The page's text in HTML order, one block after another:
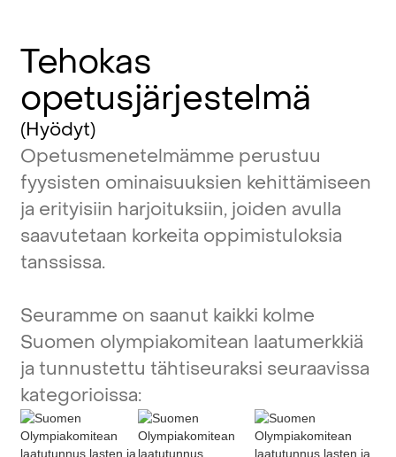
Tehokas
opetusjärjestelmä
(Hyödyt)
Opetusmenetelmämme perustuu
fyysisten ominaisuuksien kehittämiseen
ja erityisiin harjoituksiin, joiden avulla
saavutetaan korkeita oppimistuloksia
tanssissa.
Seuramme on saanut kaikki kolme
Suomen olympiakomitean laatumerkkiä
ja tunnustettu tähtiseuraksi seuraavissa
kategorioissa: